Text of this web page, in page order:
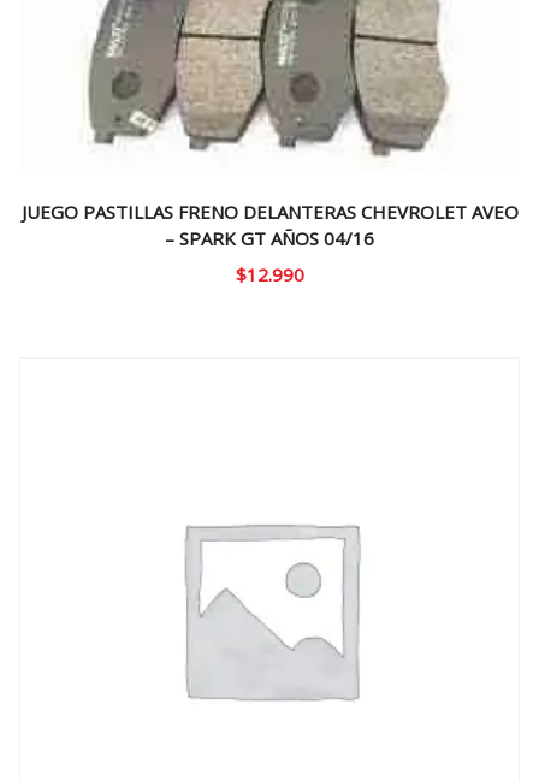
JUEGO PASTILLAS FRENO DELANTERAS CHEVROLET AVEO
– SPARK GT AÑOS 04/16
$12.990